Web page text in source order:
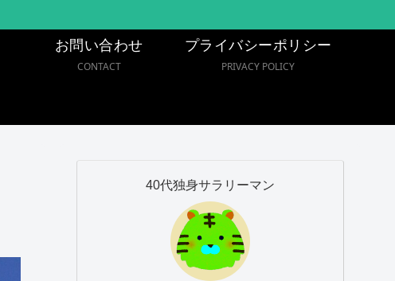
お問い合わせ
CONTACT
プライバシーポリシー
PRIVACY POLICY
40代独身サラリーマン